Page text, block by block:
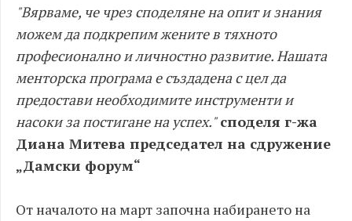
"Вярваме, че чрез споделяне на опит и знания
можем да подкрепим жените в тяхното
професионално и личностно развитие. Нашата
менторска програма е създадена с цел да
предостави необходимите инструменти и
насоки за постигане на успех." споделя г-жа
Диана Митева председател на сдружение
„Дамски форум“
От началото на март започна набирането на